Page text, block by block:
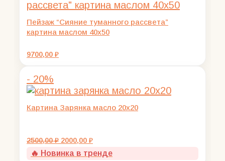
Пейзаж “Сияние туманного рассвета”
картина маслом 40х50
9700,00 ₽
- 20%
Картина Зарянка масло 20х20
2500,00₽ Первоначальная
составляла
2000,00 ₽Текущая
2000,00 ₽.
🔥 Новинка в тренде